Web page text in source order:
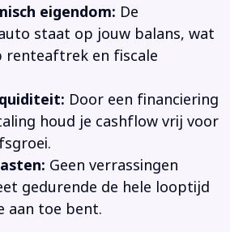
eigendom: De
staat op jouw balans, wat
renteaftrek en fiscale
Door een financiering
houd je cashflow vrij voor
Geen verrassingen
gedurende de hele looptijd
aan toe bent.